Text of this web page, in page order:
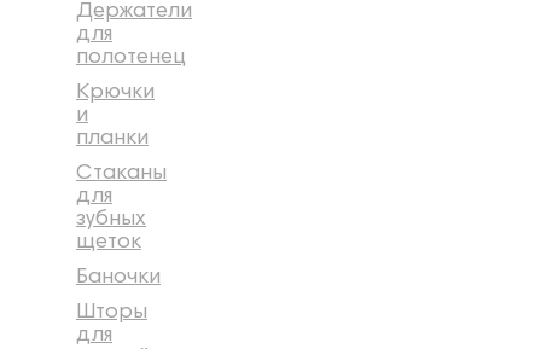
Держатели
для
полотенец
Крючки
и
планки
Стаканы
для
зубных
щеток
Баночки
Шторы
для